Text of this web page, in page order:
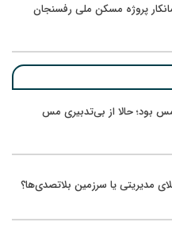
پروژه مسکن ملی رفسنجان
مس بود؛ حالا از بی‌تدبیری مس
مدیریتی یا سرزمین بلاتصدی‌ها؟